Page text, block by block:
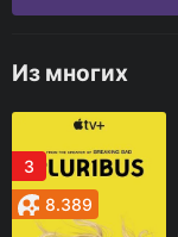
Из многих
3
8.389